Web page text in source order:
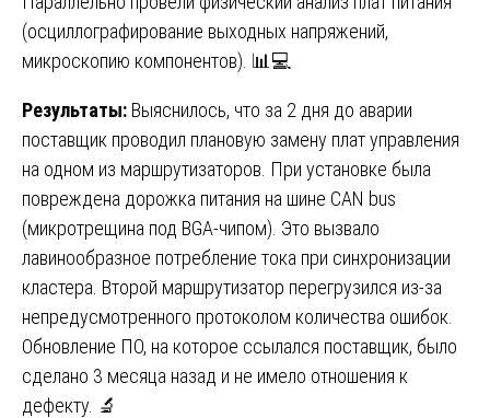
(осциллографирование выходных напряжений,
микроскопию компонентов). 📊💻
Результаты: Выяснилось, что за 2 дня до аварии
поставщик проводил плановую замену плат управления
на одном из маршрутизаторов. При установке была
повреждена дорожка питания на шине CAN bus
(микротрещина под BGA-чипом). Это вызвало
лавинообразное потребление тока при синхронизации
кластера. Второй маршрутизатор перегрузился из-за
непредусмотренного протоколом количества ошибок.
Обновление ПО, на которое ссылался поставщик, было
сделано 3 месяца назад и не имело отношения к
дефекту. 🔬